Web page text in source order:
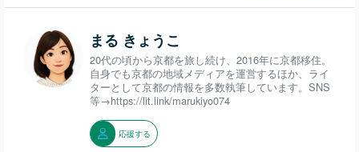
まる きょうこ
20代の頃から京都を旅し続け、2016年に京都移住。
自身でも京都の地域メディアを運営するほか、ライ
ターとして京都の情報を多数執筆しています。SNS
等→https://lit.link/marukiyo074
応援する